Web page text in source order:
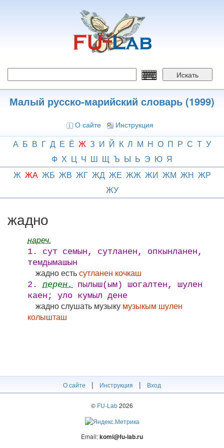
Искать
Малый русско-марийский словарь (1999)
О сайте Инструкция
А Б В Г Д Е Ё Ж З И Й К Л М Н О П Р С Т У
Ф Х Ц Ч Ш Щ Ъ Ы Ь Э Ю Я
Ж ЖА ЖБ ЖВ ЖГ ЖД ЖЕ ЖЖ ЖИ ЖМ ЖН ЖР
ЖУ
жадно
нареч.
1. сут семын, сутланен, опкынланен,
темдымашын
жадно естьсутланен кочкаш
2. перен. пылыш(ым) шогалтен, шулен
каен; уло кумыл дене
жадно слушать музыку музыкым шулен
колышташ
О сайте | Инструкция | Вход
© FU-Lab2026
Email:komi@fu-lab.ru